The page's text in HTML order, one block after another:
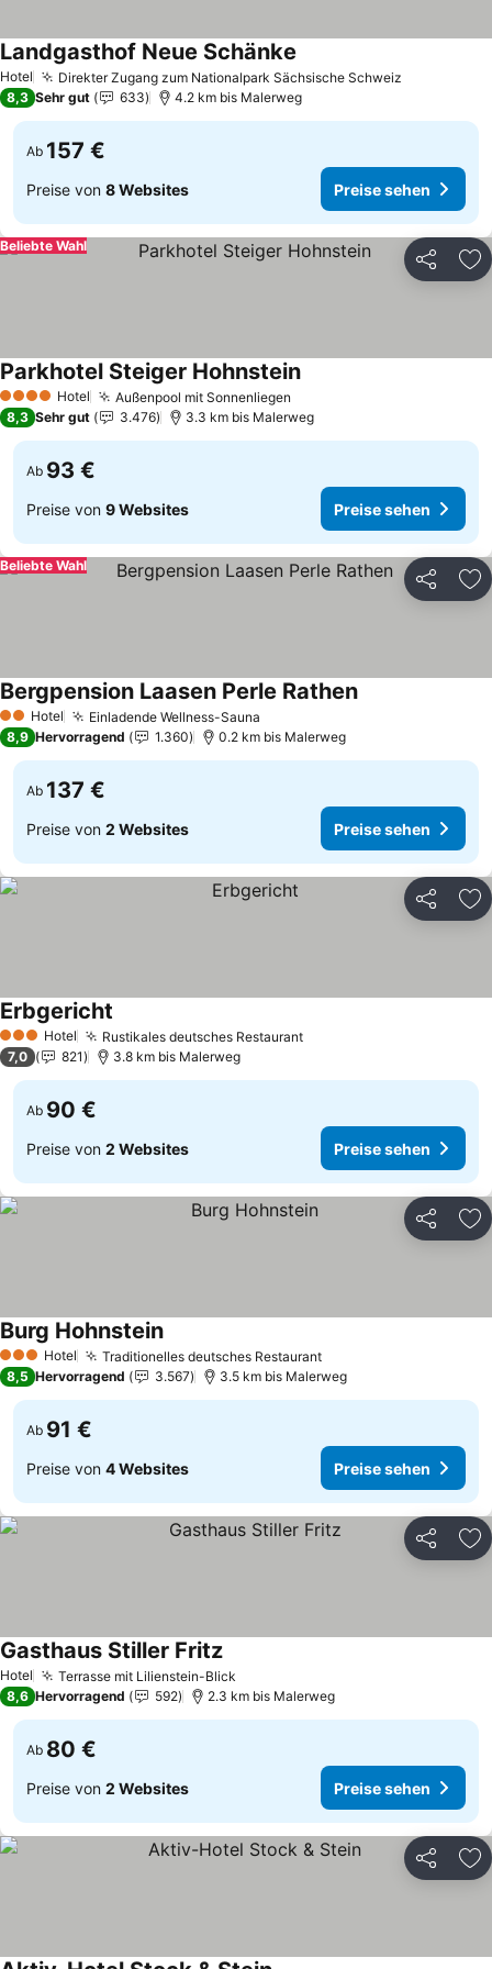
Hotel Direkter Zugang zum Nationalpark Sächsische Schweiz
Landgasthof Neue Schänke
8,3 Sehr gut 633 4.2 km bis Malerweg
Ab 157 €
Preise von 8 Websites Preise sehen
Teilen
Beliebte Wahl
4 Sterne Hotel Außenpool mit Sonnenliegen
Parkhotel Steiger HohnsteinPreise sehen
8,3 Sehr gut 3.476 3.3 km bis Malerweg
Ab 93 €
Preise von 9 Websites Preise sehen
Teilen
Beliebte Wahl
2 Sterne
Hotel Einladende Wellness-Sauna
Bergpension Laasen Perle RathenPreise sehen
8,9 Hervorragend 1.360 0.2 km bis Malerweg
Ab 137 €
Preise von 2 Websites Preise sehen
Teilen
3 SterneHotel Rustikales deutsches RestaurantPreise sehen
Erbgericht
7,0 821 3.8 km bis Malerweg
Ab 90 €
Preise von 2 Websites Preise sehen
Teilen
3 SterneHotel Traditionelles deutsches RestaurantPreise sehen
Burg HohnsteinPreise sehen
8,5 Hervorragend 3.567 3.5 km bis Malerweg
Ab 91 €
Preise von 4 Websites Preise sehen
Teilen
Hotel Terrasse mit Lilienstein-Blick
Gasthaus Stiller FritzPreise sehen
8,6 Hervorragend 592 2.3 km bis Malerweg
Ab 80 €
Preise von 2 Websites Preise sehen
Teilen